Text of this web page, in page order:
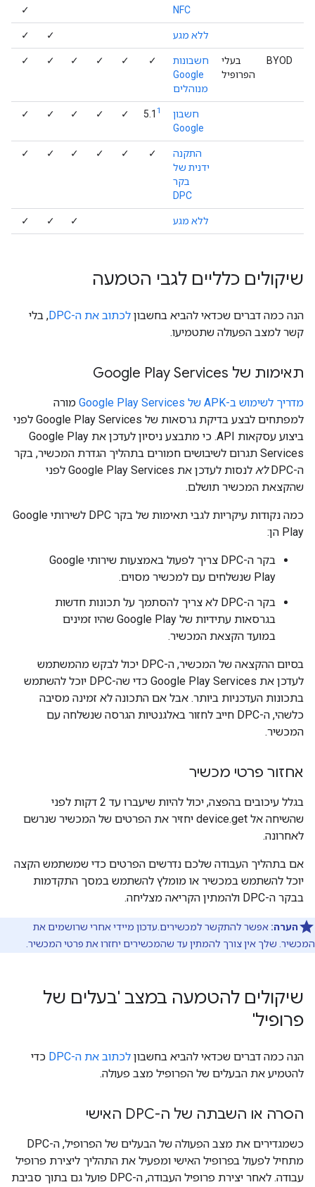
NFC
✓
ללא מגע ✓
✓
BYOD
בעלי
הפרופיל
חשבונות
Google
מנוהלים
✓
✓
✓
✓
✓
✓
חשבון
Google
5.1 1
✓
✓
✓
✓
✓
התקנה
ידנית של
בקר
DPC
✓
✓
✓
✓
✓
✓
ללא מגע ✓
✓
✓
שיקולים כלליים לגבי הטמעה
הנה כמה דברים שכדאי להביא בחשבון לכתוב את ה-DPC
, בלי
קשר למצב הפעולה שתטמיעו.
תאימות של Google Play Services
מדריך לשימוש ב-APK של Google Play Services
מורה
למפתחים לבצע בדיקת גרסאות של Google Play Services לפני
ביצוע עסקאות API. כי מתבצע ניסיון לעדכן את Google Play
Services תגרום לשיבושים חמורים בתהליך הגדרת המכשיר, בקר
ה-DPC
לא
לנסות לעדכן את Google Play Services לפני
שהקצאת המכשיר תושלם.
כמה נקודות עיקריות לגבי תאימות של בקר DPC לשירותי Google
Play הן:
בקר ה-DPC צריך לפעול באמצעות שירותי Google
Play שנשלחים עם למכשיר מסוים.
בקר ה-DPC לא צריך להסתמך על תכונות חדשות
בגרסאות עתידיות של Google Play שהיו זמינים
במועד הקצאת המכשיר.
בסיום ההקצאה של המכשיר, ה-DPC יכול לבקש מהמשתמש
לעדכן את Google Play Services כדי שה-DPC יוכל להשתמש
בתכונות העדכניות ביותר. אבל אם התכונה לא זמינה מסיבה
כלשהי, ה-DPC חייב לחזור באלגנטיות הגרסה שנשלחה עם
המכשיר.
אחזור פרטי מכשיר
בגלל עיכובים בהפצה, יכול להיות שיעברו עד 2 דקות לפני
שהשיחה אל device.get יחזיר את הפרטים של המכשיר שנרשם
לאחרונה.
אם בתהליך העבודה שלכם נדרשים הפרטים כדי שמשתמש הקצה
יוכל להשתמש במכשיר או מומלץ להשתמש במסך התקדמות
בבקר ה-DPC ולהמתין הקריאה מצליחה.
הערה: אפשר להתקשר למכשירים.עדכון מיידי אחרי שרושמים את
המכשיר. שלך אין צורך להמתין עד שהמכשירים יחזרו את פרטי המכשיר.
שיקולים להטמעה במצב 'בעלים של
פרופיל'
הנה כמה דברים שכדאי להביא בחשבון לכתוב את ה-DPC
כדי
להטמיע את הבעלים של הפרופיל מצב פעולה.
הסרה או השבתה של ה-DPC האישי
כשמגדירים את מצב הפעולה של הבעלים של הפרופיל, ה-DPC
מתחיל לפעול בפרופיל האישי ומפעיל את התהליך ליצירת פרופיל
עבודה. לאחר יצירת פרופיל העבודה, ה-DPC פועל גם בתוך סביבת